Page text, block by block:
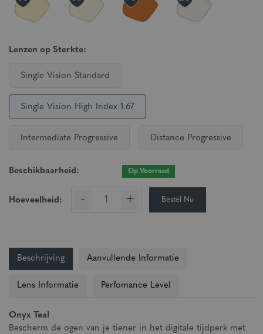
Lenzen op Sterkte:
Single Vision Standard
Single Vision High Index 1.67
Intermediate Progressive Distance Progressive
Beschikbaarheid: Op Voorraad
Hoeveelheid: - + Bestel Nu
Beschrijving Aanvullende Informatie
Lens Informatie Perfomance Level
Onyx Teal
Bescherm de ogen van je tiener in het digitale tijdperk met